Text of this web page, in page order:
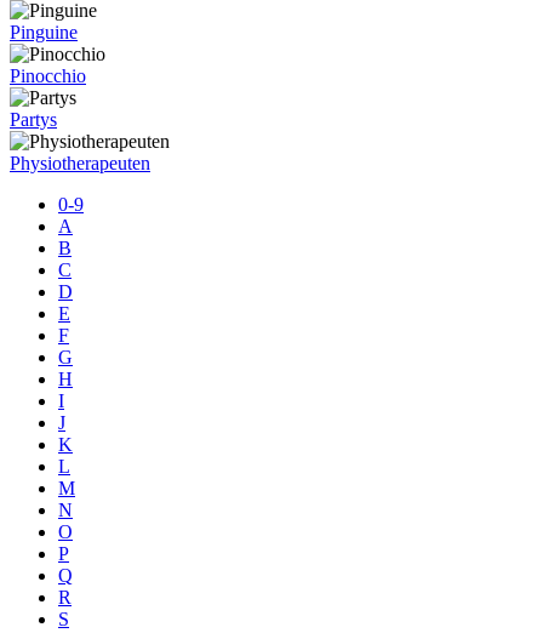
Pinguine
Pinocchio
Partys
Physiotherapeuten
0-9
A
B
C
D
E
F
G
H
I
J
K
L
M
N
O
P
Q
R
S